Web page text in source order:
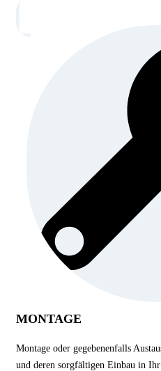
MONTAGE
Montage oder gegebenenfalls
und deren sorgfältigen Einbau in Ihr